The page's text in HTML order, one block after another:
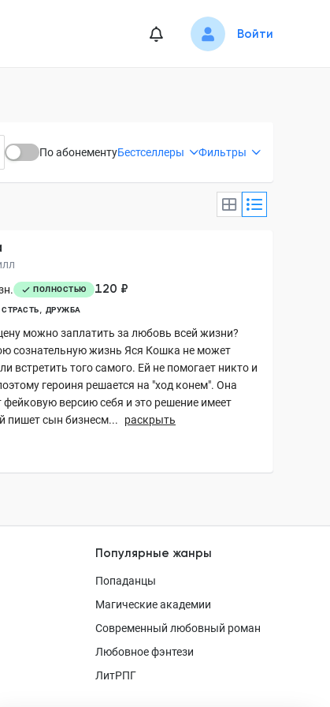
Войти
По абонементуБестселлеры Фильтры
ПОЛНОСТЬЮ 120 ₽
СТРАСТЬ ДРУЖБА
можно заплатить за любовь всей жизни?
сознательную жизнь Яся Кошка не может
встретить того самого. Ей не помогает никто и
героиня решается на "ход конем". Она
фейковую версию себя и это решение имеет
пишет сын бизнесм...
раскрыть
Популярные жанры
Попаданцы
Магические академии
Современный любовный роман
Любовное фэнтези
ЛитРПГ